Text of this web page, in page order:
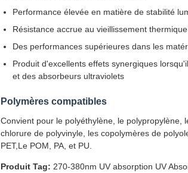
Performance élevée en matière de stabilité
Résistance accrue au vieillissement
Des performances supérieures dans les
Produit d'excellents effets synergiques
et des absorbeurs ultraviolets
Polymères compatibles
Convient pour le polyéthylène, le
chlorure de polyvinyle, les copolymères de
PET,Le POM, PA, et PU.
Produit Tag: 270-380nm UV absorption UV